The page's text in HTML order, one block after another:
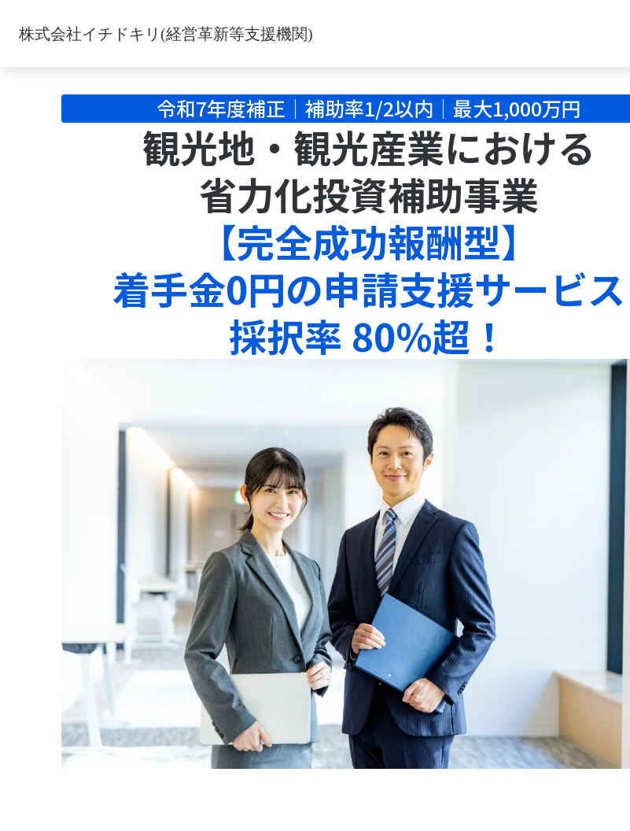
株式会社イチドキリ(経営革新等支援機関)
令和7年度補正｜補助率1/2以内｜最大1,000万円
観光地・観光産業における
省力化投資補助事業
【完全成功報酬型】
着手金0円の申請支援サービス
採択率 80%超！